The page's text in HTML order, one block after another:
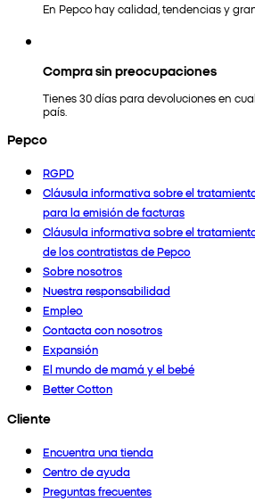
En Pepco hay calidad, tendencias y
Compra sin preocupaciones
Tienes 30 días para devoluciones en
país.
Pepco
RGPD
Cláusula informativa sobre el
para la emisión de facturas
Cláusula informativa sobre el
de los contratistas de Pepco
Sobre nosotros
Nuestra responsabilidad
Empleo
Contacta con nosotros
Expansión
El mundo de mamá y el bebé
Better Cotton
Cliente
Encuentra una tienda
Centro de ayuda
Preguntas frecuentes